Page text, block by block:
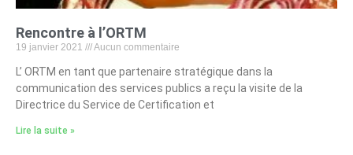
Rencontre à l’ORTM
19 janvier 2021 Aucun commentaire
L’ ORTM en tant que partenaire stratégique dans la
communication des services publics a reçu la visite de la
Directrice du Service de Certification et
Lire la suite »